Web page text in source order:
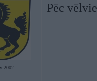
2002
Pēc